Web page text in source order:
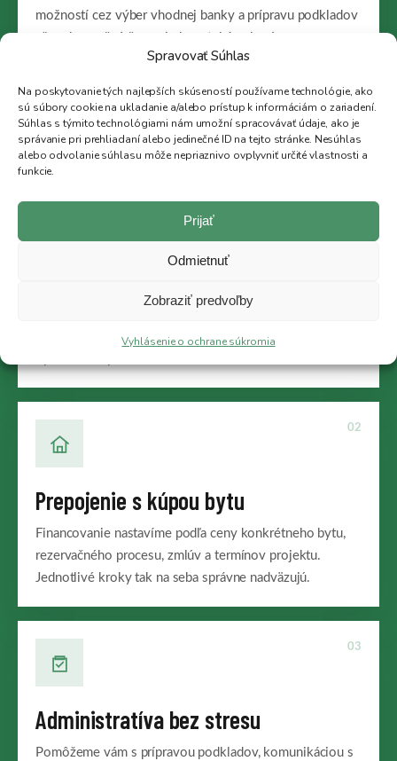
Spravovať Súhlas
Na poskytovanie tých najlepších skúseností používame technológie, ako
sú súbory cookie na ukladanie a/alebo prístup k informáciám o zariadení.
Súhlas s týmito technológiami nám umožní spracovávať údaje, ako je
správanie pri prehliadaní alebo jedinečné ID na tejto stránke. Nesúhlas
alebo odvolanie súhlasu môže nepriaznivo ovplyvniť určité vlastnosti a
funkcie.
Prijať
Odmietnuť
Zobraziť predvoľby
Vyhlásenie o ochrane súkromia
možností cez výber vhodnej banky a prípravu podkladov
hamracek@38rk.sk
Porovnanie viacerých bánk
Jedna banka vám predstaví iba svoju ponuku. My
vašich príjmov, záväzkov, vlastných zdrojov a ceny
02
Prepojenie s kúpou bytu
Financovanie nastavíme podľa ceny konkrétneho bytu,
rezervačného procesu, zmlúv a termínov projektu.
Jednotlivé kroky tak na seba správne nadväzujú.
03
Administratíva bez stresu
Pomôžeme vám s prípravou podkladov, komunikáciou s